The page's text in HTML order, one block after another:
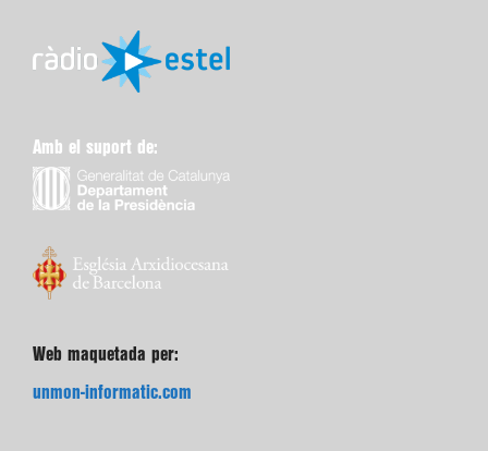
Amb el suport de:
Web maquetada per:
unmon-informatic.com